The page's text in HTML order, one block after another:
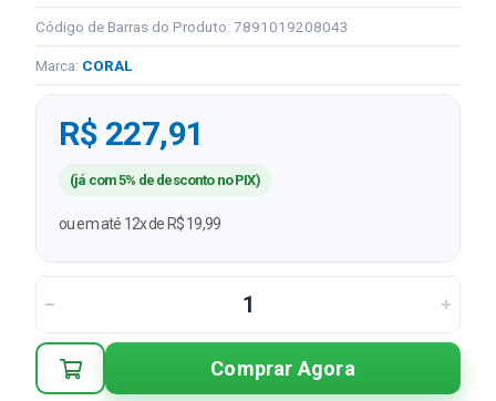
Código de Barras do Produto: 7891019208043
Marca: CORAL
R$ 227,91
(já com 5% de desconto no PIX)
ou em até 12x de R$ 19,99
Comprar Agora